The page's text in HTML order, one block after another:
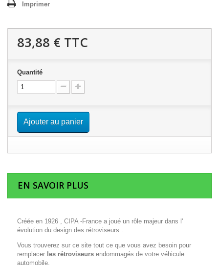
Imprimer
83,88 € TTC
Quantité
Ajouter au panier
EN SAVOIR PLUS
Créée en 1926 , CIPA -France a joué un rôle majeur dans l'
évolution du design des rétroviseurs .
Vous trouverez sur ce site tout ce que vous avez besoin pour
remplacer les rétroviseurs endommagés de votre véhicule
automobile.